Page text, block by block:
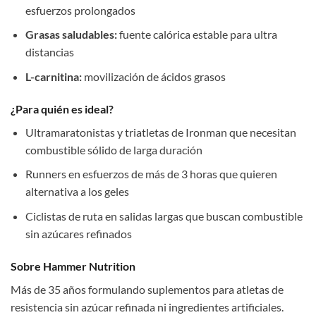
esfuerzos prolongados
Grasas saludables:fuente calórica estable para ultra
distancias
L-carnitina:movilización de ácidos grasos
¿Para quién es ideal?
Ultramaratonistas y triatletas de Ironman que necesitan
combustible sólido de larga duración
Runners en esfuerzos de más de 3 horas que quieren
alternativa a los geles
Ciclistas de ruta en salidas largas que buscan combustible
sin azúcares refinados
Sobre Hammer Nutrition
Más de 35 años formulando suplementos para atletas de
resistencia sin azúcar refinada ni ingredientes artificiales.